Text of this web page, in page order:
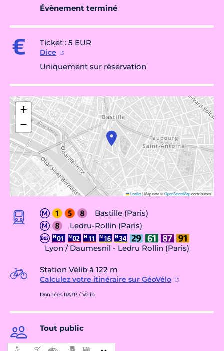
Évènement terminé
Ticket : 5 EUR
Dice
Uniquement sur réservation
+
−
Leaflet|Map data ©OpenStreetMapcontributors
Bastille (Paris)
Ledru-Rollin (Paris)
Lyon / Daumesnil - Ledru Rollin (Paris)
Station Vélib à 122 m
Calculez votre itinéraire sur GéoVélo
Données RATP / Vélib
Tout public